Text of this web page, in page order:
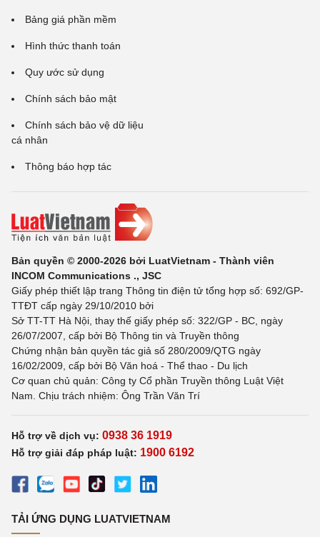
Bảng giá phần mềm
Hình thức thanh toán
Quy ước sử dụng
Chính sách bảo mật
Chính sách bảo vệ dữ liệu
cá nhân
Thông báo hợp tác
Bản quyền © 2000-2026 bởi LuatVietnam - Thành viên
INCOM Communications ., JSC
Giấy phép thiết lập trang Thông tin điện tử tổng hợp số: 692/GP-
TTĐT cấp ngày 29/10/2010 bởi
Sở TT-TT Hà Nội, thay thế giấy phép số: 322/GP - BC, ngày
26/07/2007, cấp bởi Bộ Thông tin và Truyền thông
Chứng nhận bản quyền tác giả số 280/2009/QTG ngày
16/02/2009, cấp bởi Bộ Văn hoá - Thể thao - Du lịch
Cơ quan chủ quản: Công ty Cổ phần Truyền thông Luật Việt
Nam. Chịu trách nhiệm: Ông Trần Văn Trí
Hỗ trợ về dịch vụ: 0938 36 1919
Hỗ trợ giải đáp pháp luật: 1900 6192
TẢI ỨNG DỤNG LUATVIETNAM